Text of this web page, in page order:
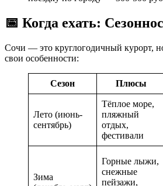
📅 Когда ехать:
Сочи — это круглогодичный курорт,
свои особенности:
Сезон Плюсы
Лето (июнь-
сентябрь)
Тёплое море,
пляжный
отдых,
фестивали
Зима
Горные лыжи,
снежные
пейзажи,